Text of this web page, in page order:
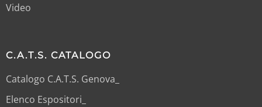
Video
C.A.T.S. CATALOGO
Catalogo C.A.T.S. Genova_
Elenco Espositori_